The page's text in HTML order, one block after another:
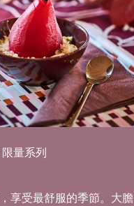
量系列
享受最舒服的季節。大膽